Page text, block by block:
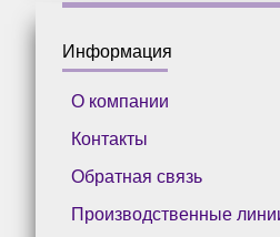
Информация
О компании
Контакты
Обратная связь
Производственные